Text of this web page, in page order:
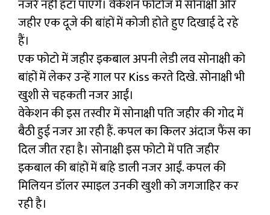
नजरें नहीं हटा पाएंगे। वेकेशन फोटोज में सोनाक्षी और
जहीर एक दूजे की बांहों में कोजी होते हुए दिखाई दे रहे
हैं।
एक फोटो में जहीर इकबाल अपनी लेडी लव सोनाक्षी को
बांहों में लेकर उन्हें गाल पर Kiss करते दिखे. सोनाक्षी भी
खुशी से चहकती नजर आईं।
वेकेशन की इस तस्वीर में सोनाक्षी पति जहीर की गोद में
बैठी हुई नजर आ रही हैं. कपल का किलर अंदाज फैंस का
दिल जीत रहा है। सोनाक्षी इस फोटो में पति जहीर
इकबाल की बांहों में बांहे डाली नजर आईं. कपल की
मिलियन डॉलर स्माइल उनकी खुशी को जगजाहिर कर
रही है।